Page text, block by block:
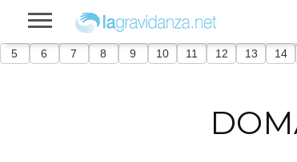
5 6 7 8 9 10 11 12 13 14